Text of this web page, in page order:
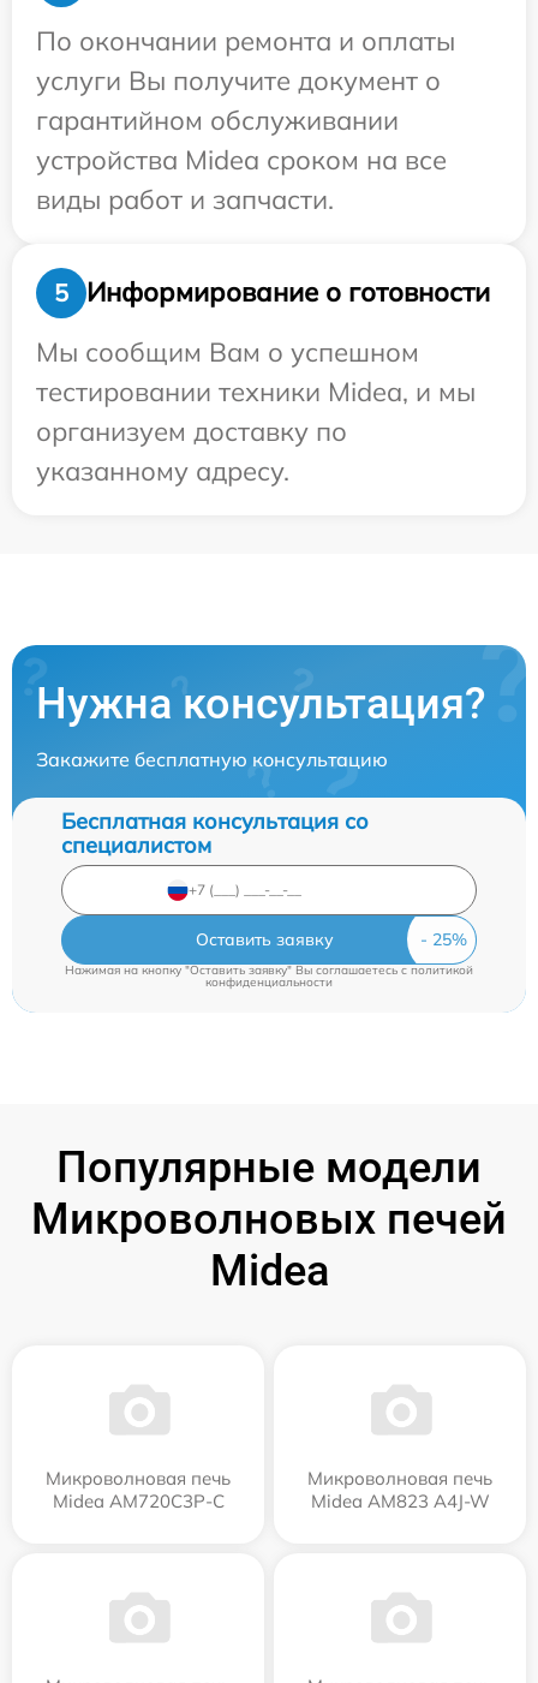
По окончании ремонта и оплаты
услуги Вы получите документ о
гарантийном обслуживании
устройства Midea сроком на все
виды работ и запчасти.
5
Информирование о готовности
Мы сообщим Вам о успешном
тестировании техники Midea, и мы
организуем доставку по
указанному адресу.
Нужна консультация?
Закажите бесплатную консультацию
Бесплатная консультация со
специалистом
Оставить заявку
Нажимая на кнопку "Оставить заявку" Вы соглашаетесь cполитикой
конфиденциальности
Популярные модели
Микроволновых печей
Midea
Микроволновая печь
Midea AM720C3P-C
Микроволновая печь
Midea AM823 A4J-W